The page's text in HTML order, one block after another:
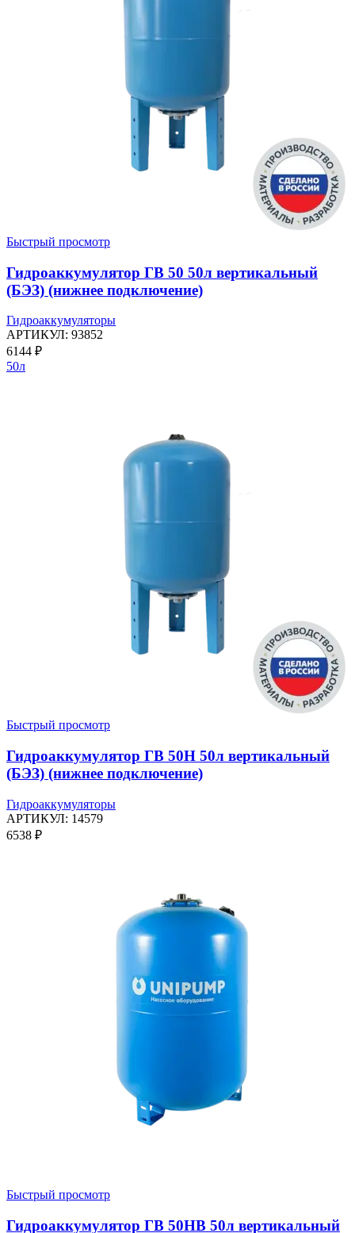
Быстрый просмотр
Гидроаккумулятор ГВ 50 50л вертикальный
(БЭЗ) (нижнее подключение)
Гидроаккумуляторы
АРТИКУЛ: 93852
6144 ₽
50л
Быстрый просмотр
Гидроаккумулятор ГВ 50Н 50л вертикальный
(БЭЗ) (нижнее подключение)
Гидроаккумуляторы
АРТИКУЛ: 14579
6538 ₽
Быстрый просмотр
Гидроаккумулятор ГВ 50НВ 50л вертикальный